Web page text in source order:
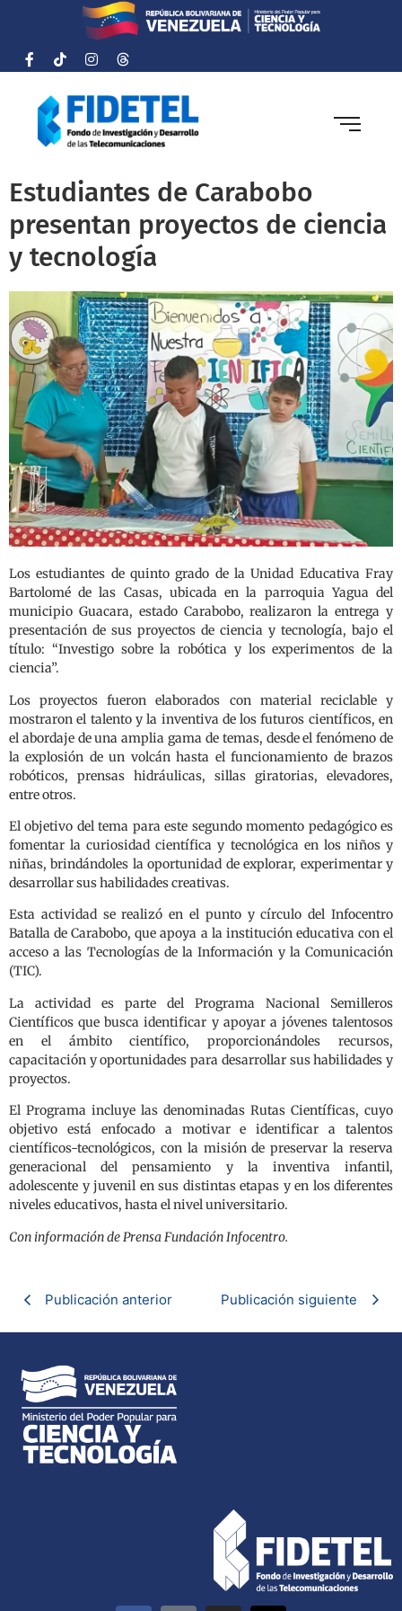
Estudiantes de Carabobo
presentan proyectos de ciencia
y tecnología
Los estudiantes de quinto grado de la Unidad Educativa Fray
Bartolomé de las Casas, ubicada en la parroquia Yagua del
municipio Guacara, estado Carabobo, realizaron la entrega y
presentación de sus proyectos de ciencia y tecnología, bajo el
título: “Investigo sobre la robótica y los experimentos de la
ciencia”.
Los proyectos fueron elaborados con material reciclable y
mostraron el talento y la inventiva de los futuros científicos, en
el abordaje de una amplia gama de temas, desde el fenómeno de
la explosión de un volcán hasta el funcionamiento de brazos
robóticos, prensas hidráulicas, sillas giratorias, elevadores,
entre otros.
El objetivo del tema para este segundo momento pedagógico es
fomentar la curiosidad científica y tecnológica en los niños y
niñas, brindándoles la oportunidad de explorar, experimentar y
desarrollar sus habilidades creativas.
Esta actividad se realizó en el punto y círculo del Infocentro
Batalla de Carabobo, que apoya a la institución educativa con el
acceso a las Tecnologías de la Información y la Comunicación
(TIC).
La actividad es parte del Programa Nacional Semilleros
Científicos que busca identificar y apoyar a jóvenes talentosos
en el ámbito científico, proporcionándoles recursos,
capacitación y oportunidades para desarrollar sus habilidades y
proyectos.
El Programa incluye las denominadas Rutas Científicas, cuyo
objetivo está enfocado a motivar e identificar a talentos
científicos-tecnológicos, con la misión de preservar la reserva
generacional del pensamiento y la inventiva infantil,
adolescente y juvenil en sus distintas etapas y en los diferentes
niveles educativos, hasta el nivel universitario.
Con información de Prensa Fundación Infocentro.
Publicación anterior Publicación siguiente